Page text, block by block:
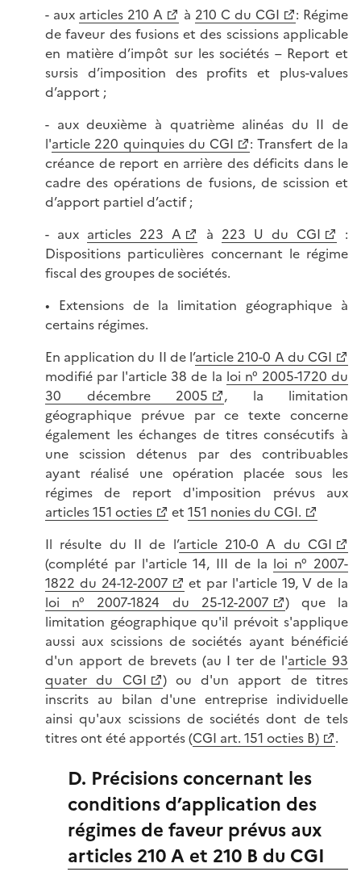
- aux articles 210 A à 210 C du CGI
: Régime
de faveur des fusions et des scissions applicable
en matière d’impôt sur les sociétés – Report et
sursis d’imposition des profits et plus-values
d’apport ;
- aux deuxième à quatrième alinéas du II de
l'article 220 quinquies du CGI
: Transfert de la
créance de report en arrière des déficits dans le
cadre des opérations de fusions, de scission et
d’apport partiel d’actif ;
- aux articles 223 A à 223 U du CGI
:
Dispositions particulières concernant le régime
fiscal des groupes de sociétés.
• Extensions de la limitation géographique à
certains régimes.
En application du II de l’article 210-0 A du CGI
modifié par l'article 38 de la loi n° 2005-1720 du
30 décembre 2005
, la limitation
géographique prévue par ce texte concerne
également les échanges de titres consécutifs à
une scission détenus par des contribuables
ayant réalisé une opération placée sous les
régimes de report d'imposition prévus aux
articles 151 octies
et 151 nonies du CGI.
Il résulte du II de l’article 210-0 A du CGI
(complété par l'article 14, III de la loi n° 2007-
1822 du 24-12-2007
et par l'article 19, V de la
loi n° 2007-1824 du 25-12-2007
) que la
limitation géographique qu'il prévoit s'applique
aussi aux scissions de sociétés ayant bénéficié
d'un apport de brevets (au I ter de l'article 93
quater du CGI
) ou d'un apport de titres
inscrits au bilan d'une entreprise individuelle
ainsi qu'aux scissions de sociétés dont de tels
titres ont été apportés (CGI art. 151 octies B) .
D. Précisions concernant les
conditions d’application des
régimes de faveur prévus aux
articles 210 A et 210 B du CGI